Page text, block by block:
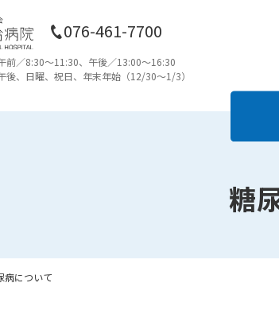
076-461-7700
前／8:30〜11:30、午後／13:00〜16:30
後、日曜、祝日、年末年始（12/30〜1/3）
糖
病について